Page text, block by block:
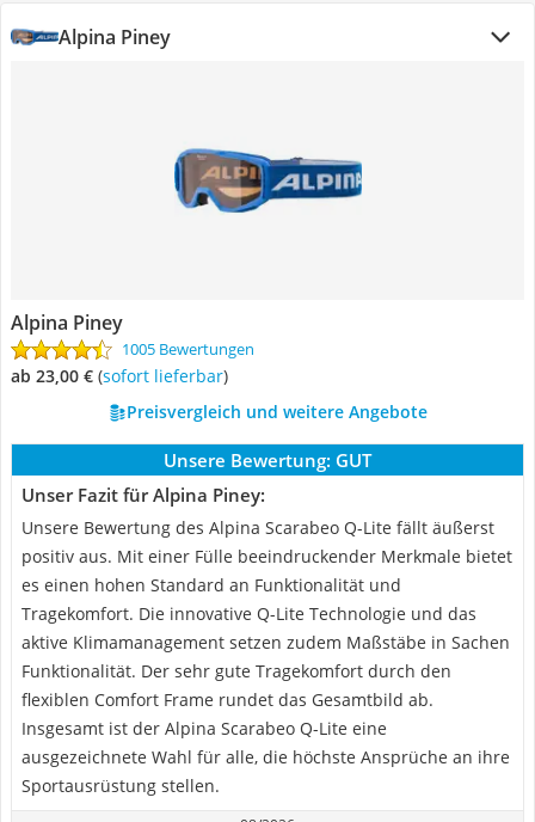
Alpina Piney
Alpina Piney
1005 Bewertungen
ab 23,00 € ( Sofort lieferbar)
Preisvergleich und weitere Angebote
Unsere Bewertung: GUT
Unser Fazit für Alpina Piney:
Unsere Bewertung des Alpina Scarabeo Q-Lite fällt äußerst
positiv aus. Mit einer Fülle beeindruckender Merkmale bietet
es einen hohen Standard an Funktionalität und
Tragekomfort. Die innovative Q-Lite Technologie und das
aktive Klimamanagement setzen zudem Maßstäbe in Sachen
Funktionalität. Der sehr gute Tragekomfort durch den
flexiblen Comfort Frame rundet das Gesamtbild ab.
Insgesamt ist der Alpina Scarabeo Q-Lite eine
ausgezeichnete Wahl für alle, die höchste Ansprüche an ihre
Sportausrüstung stellen.